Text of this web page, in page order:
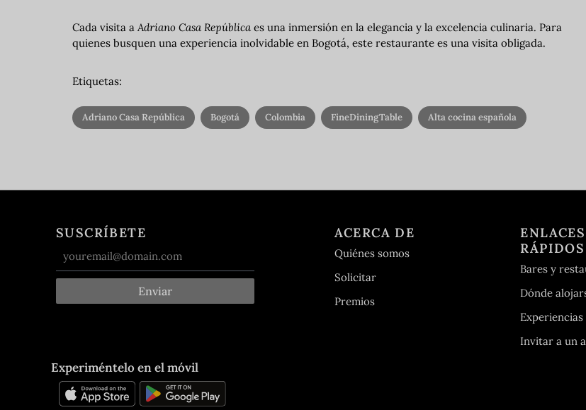
Cada visita a Adriano Casa República es una inmersión en la elegancia y la excelencia culinaria. Para
quienes busquen una experiencia inolvidable en Bogotá, este restaurante es una visita obligada.
Etiquetas:
Adriano Casa República Bogotá Colombia FineDiningTable Alta cocina española
SUSCRÍBETE
Enviar
ACERCA DE
Quiénes somos
Solicitar
Premios
ENLACES
RÁPIDOS
Bares y
Dónde
Experiencias
Invitar a un
Experiméntelo en el móvil